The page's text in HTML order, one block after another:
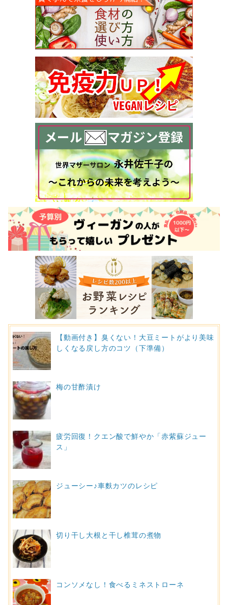
【動画付き】臭くない！大豆ミートがより美味
しくなる戻し方のコツ（下準備）
梅の甘酢漬け
疲労回復！クエン酸で鮮やか「赤紫蘇ジュー
ス」
ジューシー♪車麩カツのレシピ
切り干し大根と干し椎茸の煮物
コンソメなし！食べるミネストローネ